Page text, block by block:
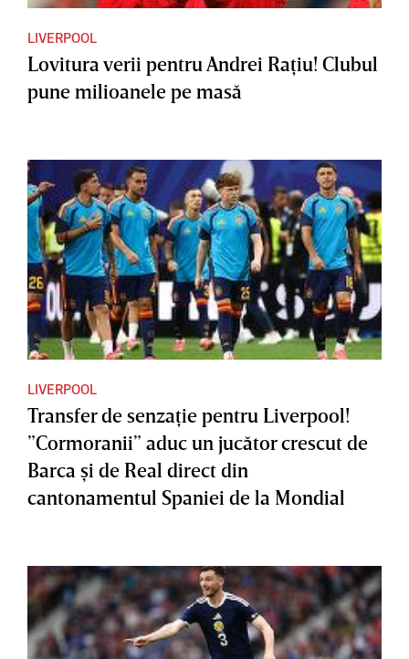
LIVERPOOL
Lovitura verii pentru Andrei Raţiu! Clubul
pune milioanele pe masă
LIVERPOOL
Transfer de senzaţie pentru Liverpool!
”Cormoranii” aduc un jucător crescut de
Barca şi de Real direct din
cantonamentul Spaniei de la Mondial